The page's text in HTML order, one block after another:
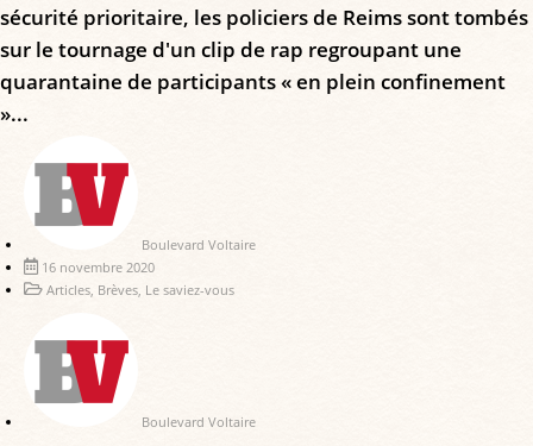
sécurité prioritaire, les policiers de Reims sont tombés
sur le tournage d'un clip de rap regroupant une
quarantaine de participants « en plein confinement
»...
Boulevard Voltaire
16 novembre 2020
Articles Brèves Le saviez-vous
Boulevard Voltaire